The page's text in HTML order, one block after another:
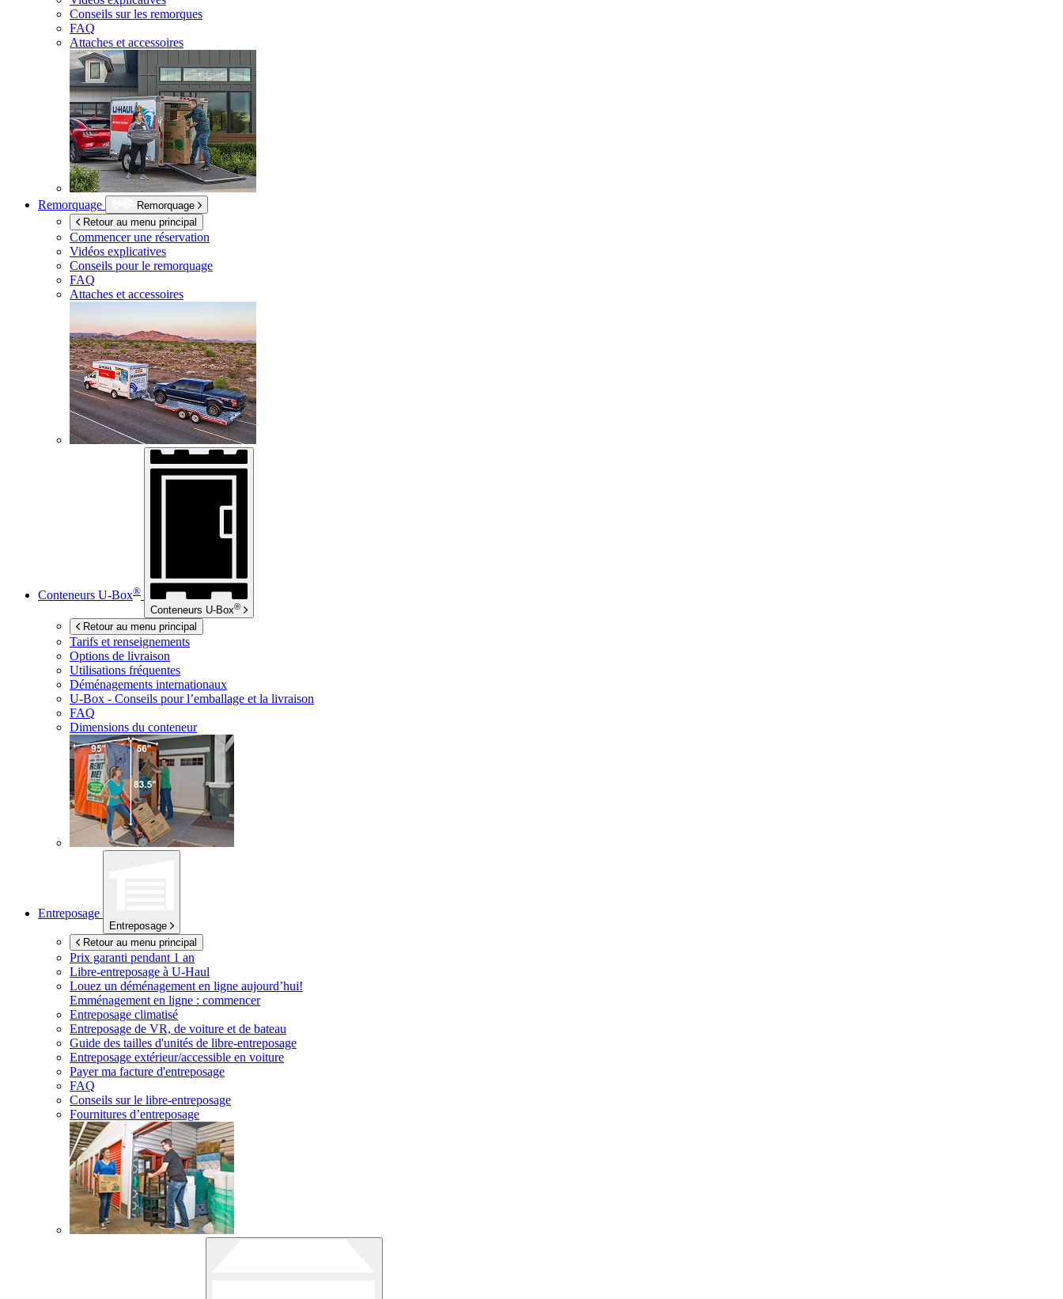
Conseils sur les remorques
FAQ
Attaches et accessoires
Remorquage
Remorquage
Retour au menu principal
Commencer une réservation
Vidéos explicatives
Conseils pour le remorquage
FAQ
Attaches et accessoires
Conteneurs U-Box®
Conteneurs U-Box®
Retour au menu principal
Tarifs et renseignements
Options de livraison
Utilisations fréquentes
Déménagements internationaux
U-Box - Conseils pour l’emballage et la livraison
FAQ
Dimensions du conteneur
Entreposage
Entreposage
Retour au menu principal
Prix garanti pendant 1 an
Libre-entreposage à U-Haul
Louez un déménagement en ligne aujourd’hui!
Emménagement en ligne : commencer
Entreposage climatisé
Entreposage de VR, de voiture et de bateau
Guide des tailles d'unités de libre-entreposage
Entreposage extérieur/accessible en voiture
Payer ma facture d'entreposage
FAQ
Conseils sur le libre-entreposage
Fournitures d’entreposage